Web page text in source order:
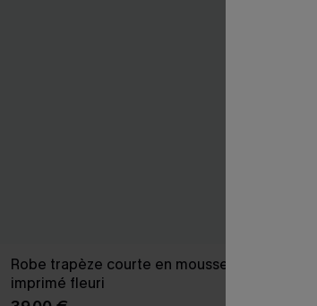
Robe trapèze courte en mousseline à
imprimé fleuri